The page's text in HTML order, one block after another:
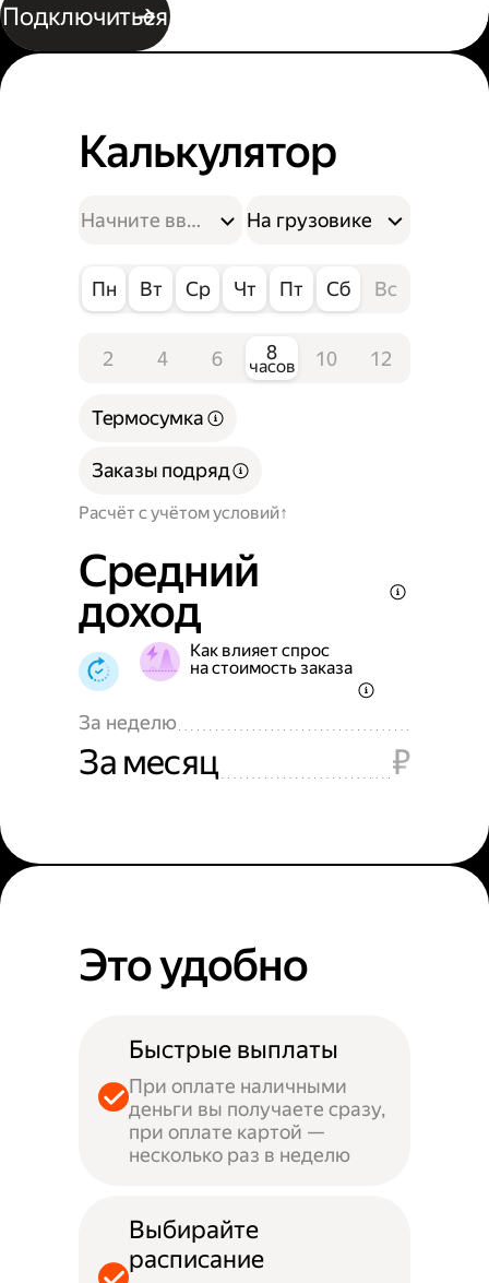
Подключиться
Калькулятор
На грузовике
Пн Вт Ср Чт Пт Сб Вс
2 4 6 8
часов 10 12
Расчёт с учётом условий
Термосумка
Заказы подряд
Средний
доход
Как влияет спрос
на стоимость заказа
За неделю
За месяц ₽
Это удобно
Быстрые выплаты
При оплате наличными
деньги вы получаете сразу,
при оплате картой —
несколько раз в неделю
Выбирайте
расписание